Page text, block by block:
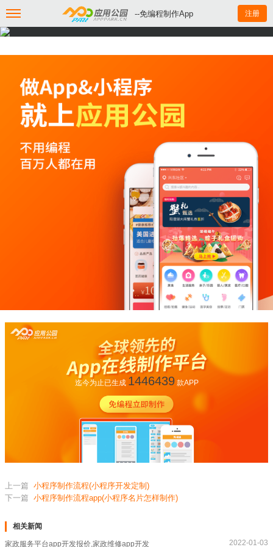
--免编程制作App 注册
迄今为止已生成 1446439款APP
上一篇 小程序制作流程(小程序开发定制)
下一篇 小程序制作流程app(小程序名片怎样制作)
相关新闻
家政服务平台app开发报价,家政维修app开发 2022-01-03